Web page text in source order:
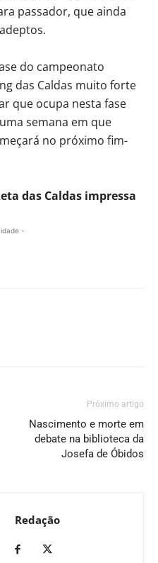
passador, que ainda
do campeonato
das Caldas muito forte
que ocupa nesta fase
semana em que
no próximo fim-
das Caldas impressa
-
Próximo artigo
Nascimento e morte em
debate na biblioteca da
Josefa de Óbidos
Redação